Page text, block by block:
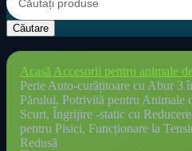
Căutare
Acasă Accesorii pentru animale
Perie Auto-curățitoare cu Abur 3
Părului, Potrivită pentru Animale
Scurt, Îngrijire -static cu
pentru Pisici, Funcționare la
Redusă